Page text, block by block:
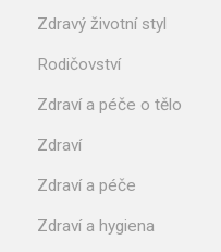
Zdravý životní styl
Rodičovství
Zdraví a péče o tělo
Zdraví
Zdraví a péče
Zdraví a hygiena